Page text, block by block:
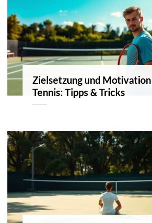
Zielsetzung und
Tennis: Tipps & Tricks